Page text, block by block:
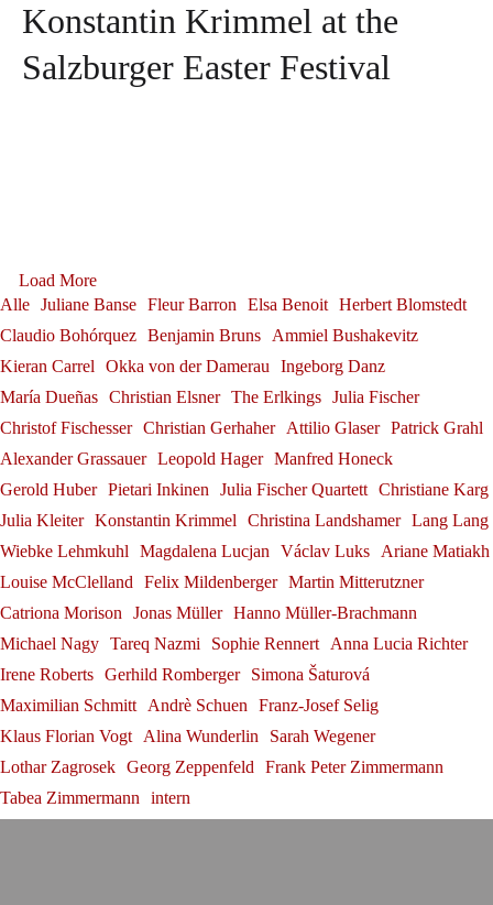
Konstantin Krimmel at the
Salzburger Easter Festival
Andrè Schuen at the Salzburg
Festival
Andrè Schuen
Sophie Rennert in Innsbruck
Debut: Konstantin Krimmel &
Ammiel Bushakevitz at the
Salzburg Festival
Konstantin Krimmel
Tabea Zimmermann in Siena
Tabea Zimmermann
Franz-Josef Selig at the
Festival Internacional de
Santander
Franz-Josef Selig
Federal Cross of Merit on
Ribbon
Gerold Huber
Alexander Grassauer in
Bayreuth
Alexander Grassauer
Georg Zeppenfeld at the
Bayreuth Festival
Georg Zeppenfeld
Julia Fischer at
Neuschwanstein Castle
Julia Fischer
Load More
Alle Juliane Banse Fleur Barron Elsa Benoit Herbert Blomstedt
Claudio Bohórquez Benjamin Bruns
Ammiel Bushakevitz
Kieran Carrel
Okka von der Damerau
Ingeborg Danz
María Dueñas Christian Elsner The Erlkings Julia Fischer
Christof Fischesser Christian Gerhaher Attilio Glaser Patrick Grahl
Alexander Grassauer Leopold Hager Manfred Honeck
Gerold Huber Pietari Inkinen Julia Fischer Quartett Christiane Karg
Julia Kleiter Konstantin Krimmel Christina Landshamer Lang Lang
Wiebke Lehmkuhl
Magdalena Lucjan Václav Luks
Ariane Matiakh
Louise McClelland
Felix Mildenberger Martin Mitterutzner
Catriona Morison
Jonas Müller Hanno Müller-Brachmann
Michael Nagy Tareq Nazmi Sophie Rennert
Anna Lucia Richter
Irene Roberts Gerhild Romberger
Simona Šaturová
Maximilian Schmitt
Andrè Schuen
Franz-Josef Selig
Klaus Florian Vogt
Alina Wunderlin
Sarah Wegener
Lothar Zagrosek Georg Zeppenfeld
Frank Peter Zimmermann
Tabea Zimmermann
intern